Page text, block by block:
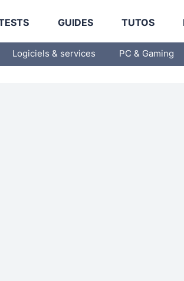
GUIDES TUTOS
Logiciels & services PC & Gaming